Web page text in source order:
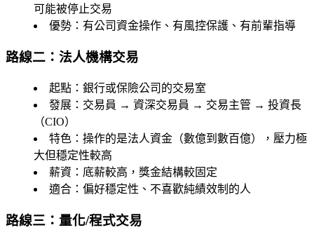
可能被停止交易
優勢 ：有公司資金操作、有風控保護、有前輩指導
路線二：法人機構交易
起點 ：銀行或保險公司的交易室
發展 ：交易員 → 資深交易員 → 交易主管 → 投資長
（CIO）
特色 ：操作的是法人資金（數億到數百億），壓力極
大但穩定性較高
薪資 ：底薪較高，獎金結構較固定
適合 ：偏好穩定性、不喜歡純績效制的人
路線三：量化/程式交易